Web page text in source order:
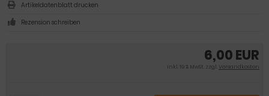
6,00 EUR
inkl. 19 % MwSt. zzgl.Versandkosten
Artikeldatenblatt drucken
Rezension schreiben